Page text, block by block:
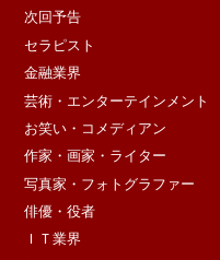
次回予告
セラピスト
金融業界
芸術・エンターテインメント
お笑い・コメディアン
作家・画家・ライター
写真家・フォトグラファー
俳優・役者
ＩＴ業界